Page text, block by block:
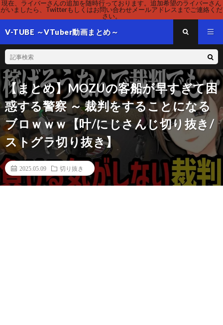
現在、ライバーさんの追加を随時行っております。追加希望のライバーさん
がいましたら、Twitterもしくはお問い合わせメールアドレスまでご連絡くだ
さい。
V-TUBE ～VTuber動画まとめ～
【まとめ】MOZUの客船が早すぎて困
惑する警察 ～ 裁判をすることになる
ブロｗｗｗ【叶/にじさんじ切り抜き/
ストグラ切り抜き】
2025.05.09 切り抜き